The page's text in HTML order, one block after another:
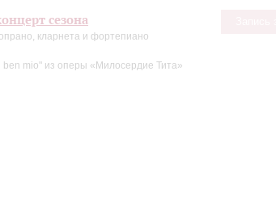
сезона
кларнета и фортепиано
mio" из оперы «Милосердие Тита»